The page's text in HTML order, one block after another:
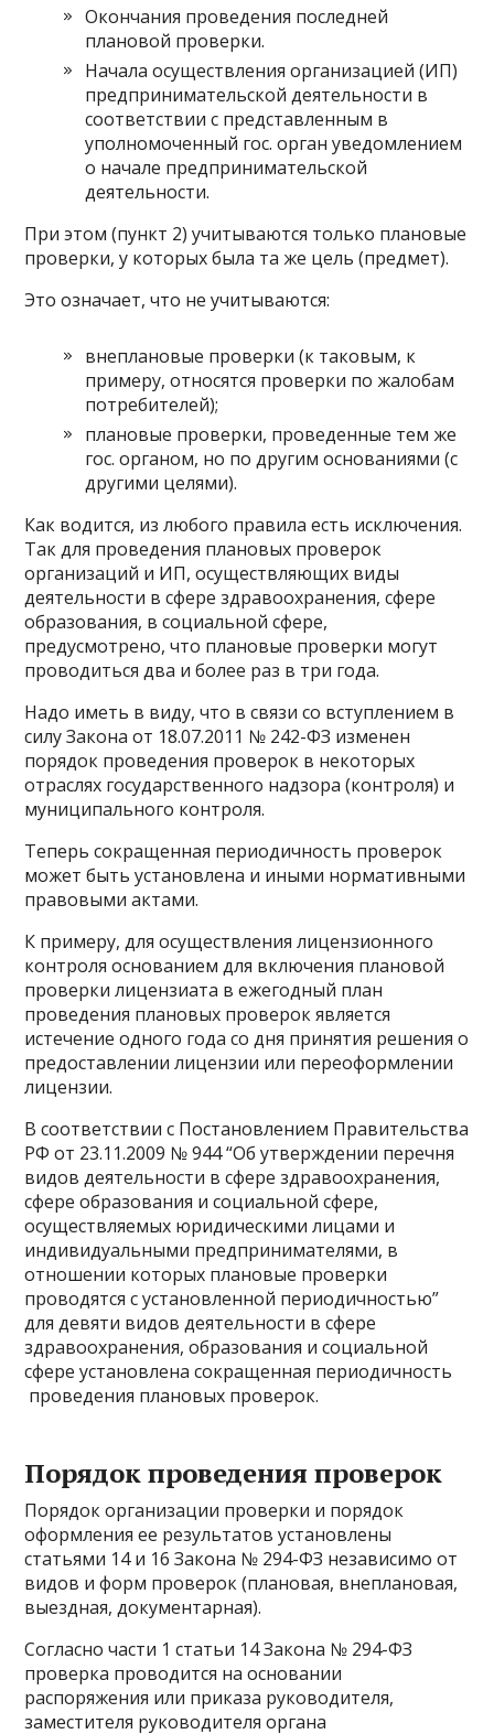
Окончания проведения последней
плановой проверки.
Начала осуществления организацией (ИП)
предпринимательской деятельности в
соответствии с представленным в
уполномоченный гос. орган уведомлением
о начале предпринимательской
деятельности.
При этом (пункт 2) учитываются только плановые
проверки, у которых была та же цель (предмет).
Это означает, что не учитываются:
внеплановые проверки (к таковым, к
примеру, относятся проверки по жалобам
потребителей);
плановые проверки, проведенные тем же
гос. органом, но по другим основаниями (с
другими целями).
Как водится, из любого правила есть исключения.
Так для проведения плановых проверок
организаций и ИП, осуществляющих виды
деятельности в сфере здравоохранения, сфере
образования, в социальной сфере,
предусмотрено, что плановые проверки могут
проводиться два и более раз в три года.
Надо иметь в виду, что в связи со вступлением в
силу Закона от 18.07.2011 № 242-ФЗ изменен
порядок проведения проверок в некоторых
отраслях государственного надзора (контроля) и
муниципального контроля.
Теперь сокращенная периодичность проверок
может быть установлена и иными нормативными
правовыми актами.
К примеру, для осуществления лицензионного
контроля основанием для включения плановой
проверки лицензиата в ежегодный план
проведения плановых проверок является
истечение одного года со дня принятия решения о
предоставлении лицензии или переоформлении
лицензии.
В соответствии с Постановлением Правительства
РФ от 23.11.2009 № 944 “Об утверждении перечня
видов деятельности в сфере здравоохранения,
сфере образования и социальной сфере,
осуществляемых юридическими лицами и
индивидуальными предпринимателями, в
отношении которых плановые проверки
проводятся с установленной периодичностью”
для девяти видов деятельности в сфере
здравоохранения, образования и социальной
сфере установлена сокращенная периодичность
проведения плановых проверок.
Порядок проведения проверок
Порядок организации проверки и порядок
оформления ее результатов установлены
статьями 14 и 16 Закона № 294-ФЗ независимо от
видов и форм проверок (плановая, внеплановая,
выездная, документарная).
Согласно части 1 статьи 14 Закона № 294-ФЗ
проверка проводится на основании
распоряжения или приказа руководителя,
заместителя руководителя органа